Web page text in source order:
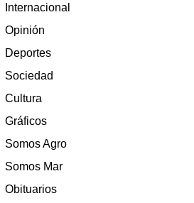
Internacional
Opinión
Deportes
Sociedad
Cultura
Gráficos
Somos Agro
Somos Mar
Obituarios